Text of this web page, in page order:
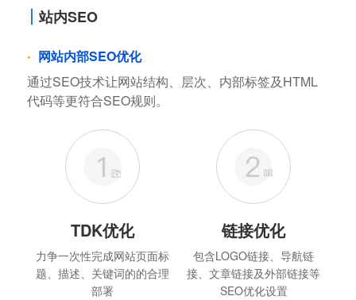
站内SEO
网站内部SEO优化
通过SEO技术让网站结构、层次、内部标签及HTML
代码等更符合SEO规则。
TDK优化
力争一次性完成网站页面标
题、描述、关键词的的合理
部署
链接优化
包含LOGO链接、导航链
接、文章链接及外部链接等
SEO优化设置